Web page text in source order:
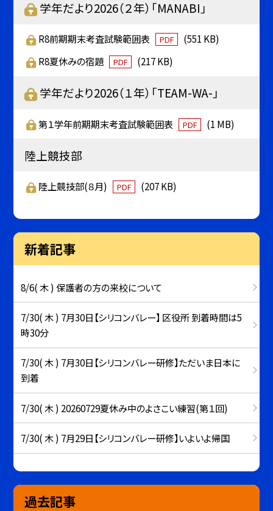
学年だより2026（２年）「MANABI」
R8前期期末考査試験範囲表 PDF
(551 KB)
R8夏休みの宿題
PDF (217 KB)
学年だより2026（１年）「TEAM-WA-」
第１学年前期期末考査試験範囲表 PDF (1 MB)
陸上競技部
陸上競技部(８月) PDF (207 KB)
新着記事
8/6( 木 ) 保護者の方の来校について
7/30( 木 ) 7月30日【シリコンバレー】 区役所 到着時間は5
時30分
7/30( 木 ) 7月30日【シリコンバレー研修】ただいま日本に
到着
7/30( 木 ) 20260729夏休み中のよさこい練習(第１回)
7/30( 木 ) 7月29日【シリコンバレー研修】いよいよ帰国
過去記事